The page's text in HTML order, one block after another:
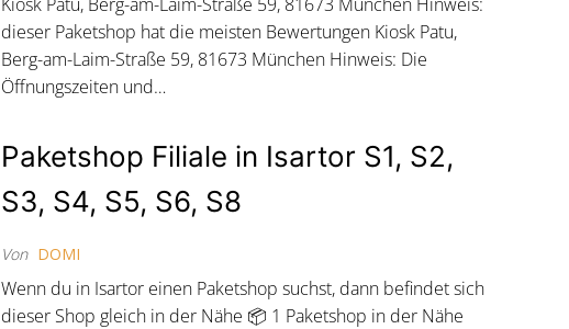
dieser Paketshop hat die meisten Bewertungen Kiosk Patu,
Berg-am-Laim-Straße 59, 81673 München Hinweis: Die
Öffnungszeiten und…
Paketshop Filiale in Isartor S1, S2,
S3, S4, S5, S6, S8
Von DOMI
Wenn du in Isartor einen Paketshop suchst, dann befindet sich
dieser Shop gleich in der Nähe 📦 1 Paketshop in der Nähe